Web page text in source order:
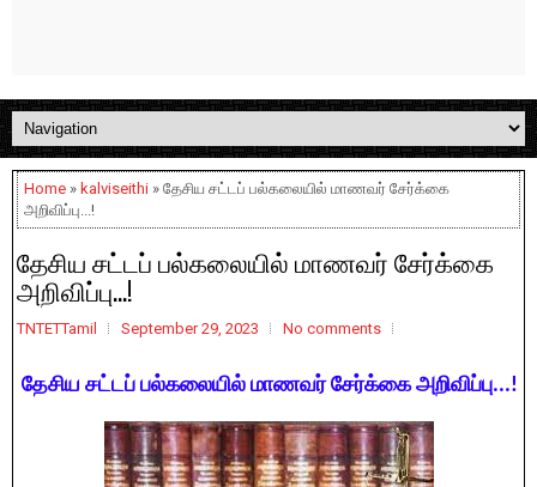
Home » kalviseithi » தேசிய சட்டப் பல்கலையில் மாணவர் சேர்க்கை
அறிவிப்பு...!
தேசிய சட்டப் பல்கலையில் மாணவர் சேர்க்கை
அறிவிப்பு...!
TNTETTamil September 29, 2023 No comments
தேசிய சட்டப் பல்கலையில் மாணவர் சேர்க்கை அறிவிப்பு...!